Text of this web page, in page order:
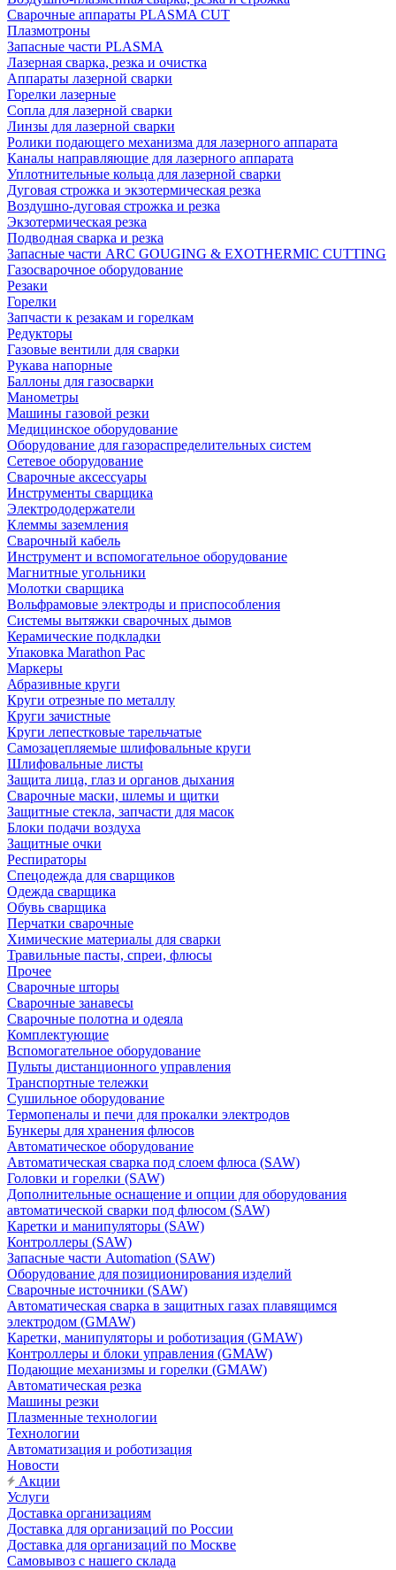
Сварочные аппараты PLASMA CUT
Плазмотроны
Запасные части PLASMA
Лазерная сварка, резка и очистка
Аппараты лазерной сварки
Горелки лазерные
Сопла для лазерной сварки
Линзы для лазерной сварки
Ролики подающего механизма для лазерного аппарата
Каналы направляющие для лазерного аппарата
Уплотнительные кольца для лазерной сварки
Дуговая строжка и экзотермическая резка
Воздушно-дуговая строжка и резка
Экзотермическая резка
Подводная сварка и резка
Запасные части ARC GOUGING & EXOTHERMIC CUTTING
Газосварочное оборудование
Резаки
Горелки
Запчасти к резакам и горелкам
Редукторы
Газовые вентили для сварки
Рукава напорные
Баллоны для газосварки
Манометры
Машины газовой резки
Медицинское оборудование
Оборудование для газораспределительных систем
Сетевое оборудование
Сварочные аксессуары
Инструменты сварщика
Электрододержатели
Клеммы заземления
Сварочный кабель
Инструмент и вспомогательное оборудование
Магнитные угольники
Молотки сварщика
Вольфрамовые электроды и приспособления
Системы вытяжки сварочных дымов
Керамические подкладки
Упаковка Marathon Pac
Маркеры
Абразивные круги
Круги отрезные по металлу
Круги зачистные
Круги лепестковые тарельчатые
Самозацепляемые шлифовальные круги
Шлифовальные листы
Защита лица, глаз и органов дыхания
Сварочные маски, шлемы и щитки
Защитные стекла, запчасти для масок
Блоки подачи воздуха
Защитные очки
Респираторы
Спецодежда для сварщиков
Одежда сварщика
Обувь сварщика
Перчатки сварочные
Химические материалы для сварки
Травильные пасты, спреи, флюсы
Прочее
Сварочные шторы
Сварочные занавесы
Сварочные полотна и одеяла
Комплектующие
Вспомогательное оборудование
Пульты дистанционного управления
Транспортные тележки
Сушильное оборудование
Термопеналы и печи для прокалки электродов
Бункеры для хранения флюсов
Автоматическое оборудование
Автоматическая сварка под слоем флюса (SAW)
Головки и горелки (SAW)
Дополнительные оснащение и опции для оборудования
автоматической сварки под флюсом (SAW)
Каретки и манипуляторы (SAW)
Контроллеры (SAW)
Запасные части Automation (SAW)
Оборудование для позиционирования изделий
Сварочные источники (SAW)
Автоматическая сварка в защитных газах плавящимся
электродом (GMAW)
Каретки, манипуляторы и роботизация (GMAW)
Контроллеры и блоки управления (GMAW)
Подающие механизмы и горелки (GMAW)
Автоматическая резка
Машины резки
Плазменные технологии
Технологии
Автоматизация и роботизация
Новости
Акции
Услуги
Доставка организациям
Доставка для организаций по России
Доставка для организаций по Москве
Самовывоз с нашего склада